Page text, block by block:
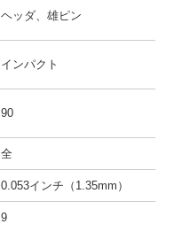
ヘッダ、雄ピン
インパクト
90
全
0.053インチ（1.35mm）
9